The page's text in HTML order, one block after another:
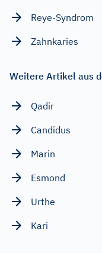
Reye-Syndrom
Zahnkaries
Weitere Artikel aus
Qadir
Candidus
Marin
Esmond
Urthe
Kari